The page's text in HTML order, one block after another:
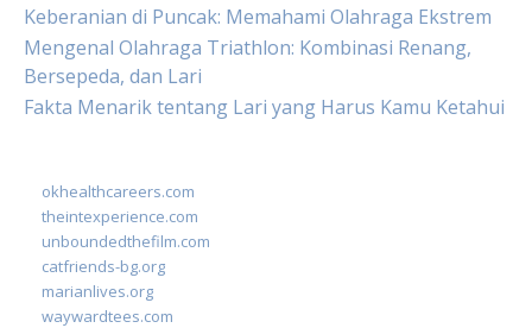
Keberanian di Puncak: Memahami Olahraga Ekstrem
Mengenal Olahraga Triathlon: Kombinasi Renang,
Bersepeda, dan Lari
Fakta Menarik tentang Lari yang Harus Kamu Ketahui
okhealthcareers.com
theintexperience.com
unboundedthefilm.com
catfriends-bg.org
marianlives.org
waywardtees.com